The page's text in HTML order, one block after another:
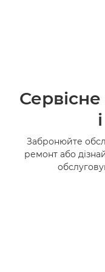
Забронюйте
ремонт або